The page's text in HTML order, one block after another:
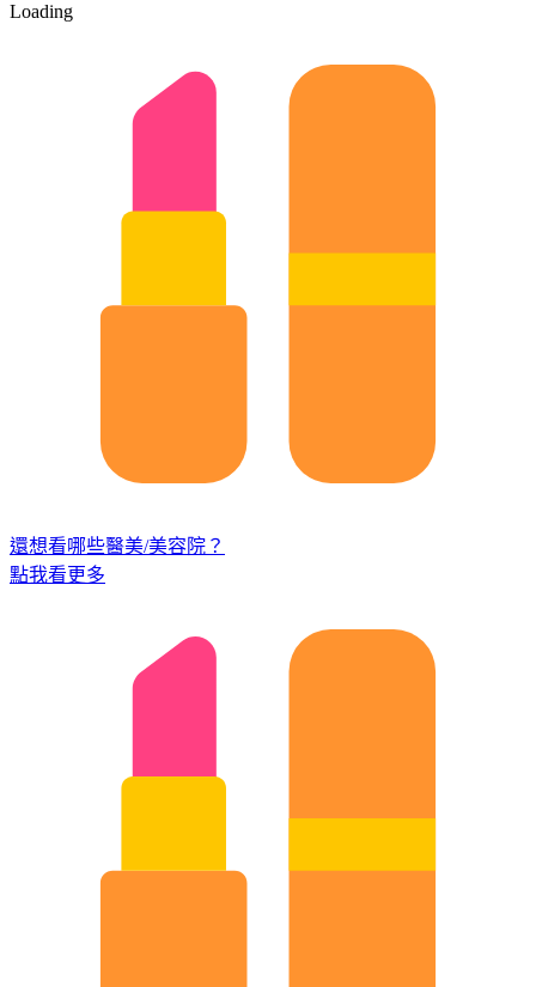
Loading
還想看哪些醫美/美容院？
點我看更多